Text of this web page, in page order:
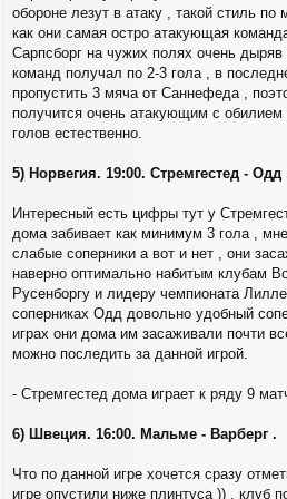
обороне лезут в атаку , такой стиль
как они самая остро атакующая
Сарпсборг на чужих полях очень
команд получал по 2-3 гола , в
пропустить 3 мяча от Саннефеда ,
получится очень атакующим с
голов естественно.
5) Норвегия. 19:00. Стремгестед - Одд
Интересный есть цифры тут у
дома забивает как минимум 3 гола ,
слабые соперники а вот и нет , они
наверно оптимально набитым клубам
Русенборгу и лидеру чемпионата
соперниках Одд довольно удобный
играх они дома им засаживали почти
можно последить за данной игрой.
- Стремгестед дома играет к ряду 9
6) Швеция. 16:00. Мальме - Варберг .
Что по данной игре хочется сразу
игре опустили ниже плинтуса )) , клуб